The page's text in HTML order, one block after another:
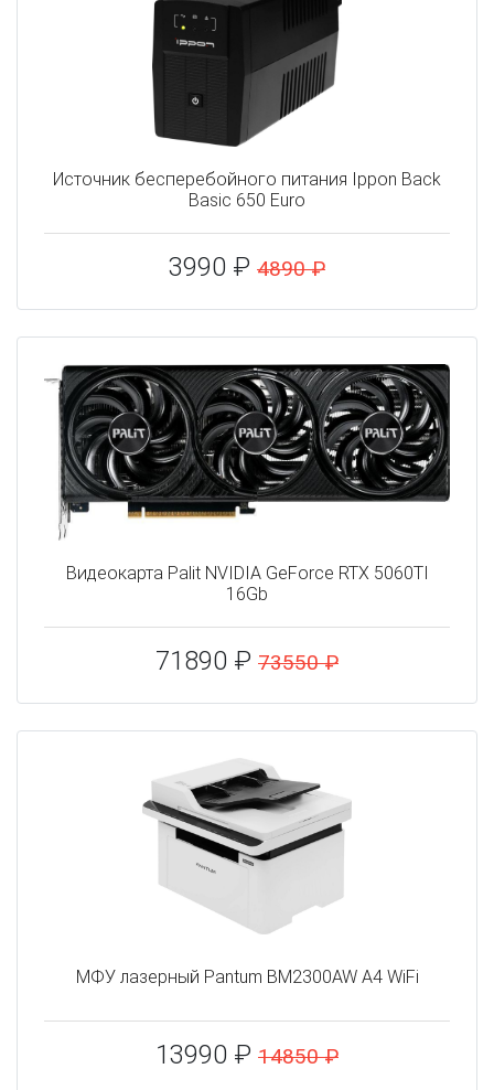
Источник бесперебойного питания Ippon Back
Basic 650 Euro
3990 ₽ 4890 ₽
Видеокарта Palit NVIDIA GeForce RTX 5060TI
16Gb
71890 ₽ 73550 ₽
МФУ лазерный Pantum BM2300AW A4 WiFi
13990 ₽ 14850 ₽